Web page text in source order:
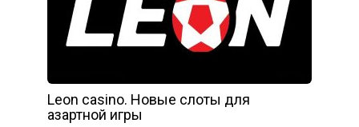
Leon casino. Новые слоты для
азартной игры